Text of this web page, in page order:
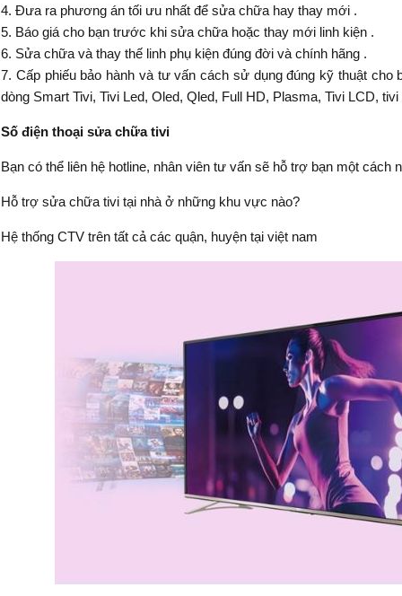
4. Đưa ra phương án tối ưu nhất để sửa chữa hay thay mới .
5. Báo giá cho bạn trước khi sửa chữa hoặc thay mới linh kiện .
6. Sửa chữa và thay thế linh phụ kiện đúng đời và chính hãng .
7. Cấp phiếu bảo hành và tư vấn cách sử dụng đúng kỹ thuật
dòng Smart Tivi, Tivi Led, Oled, Qled, Full HD, Plasma, Tivi LCD,
Số điện thoại sửa chữa tivi
Bạn có thể liên hệ hotline, nhân viên tư vấn sẽ hỗ trợ bạn một cách
Hỗ trợ sửa chữa tivi tại nhà ở những khu vực nào?
Hệ thống CTV trên tất cả các quận, huyện tại việt nam